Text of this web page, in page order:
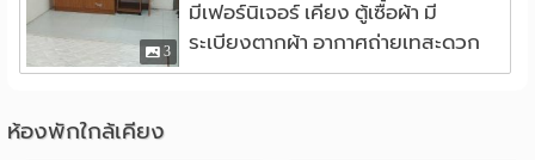
1.9 กม.
เทสโก้โลตัส(จรัญสนิทวงศ์) 1.9 กม.
รพ.บางกรวย
3
มีเฟอร์นิเจอร์ เคียง ตู้เซื้อผ้า มี
ระเบียงตากผ้า อากาศถ่ายเทสะดวก
ห้องพักใกล้เคียง